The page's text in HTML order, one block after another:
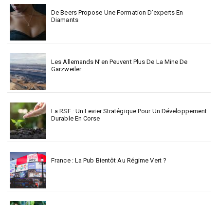
De Beers Propose Une Formation D’experts En
Diamants
Les Allemands N’en Peuvent Plus De La Mine De
Garzweiler
La RSE : Un Levier Stratégique Pour Un Développement
Durable En Corse
France : La Pub Bientôt Au Régime Vert ?